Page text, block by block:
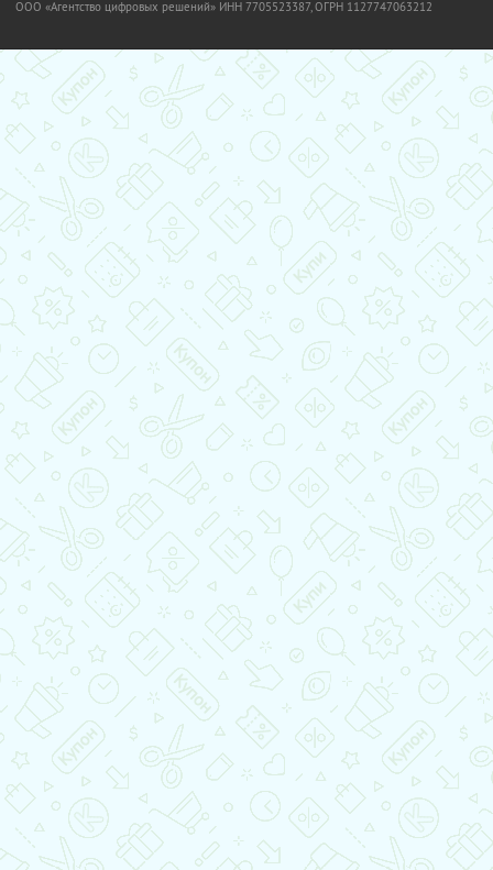
OOO «Агентство цифровых решений» ИНН 7705523387, ОГРН 1127747063212